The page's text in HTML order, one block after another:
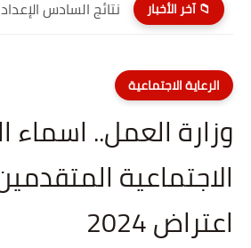
📁 آخر الأخبار
الرعاية الاجتماعية
وزارة العمل.. اسماء
الاجتماعية
اعتراض 2024